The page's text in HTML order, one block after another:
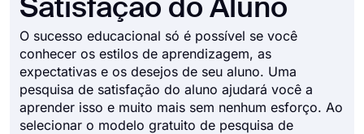
Satisfação do Aluno
O sucesso educacional só é possível se você
conhecer os estilos de aprendizagem, as
expectativas e os desejos de seu aluno. Uma
pesquisa de satisfação do aluno ajudará você a
aprender isso e muito mais sem nenhum esforço. Ao
selecionar o modelo gratuito de pesquisa de